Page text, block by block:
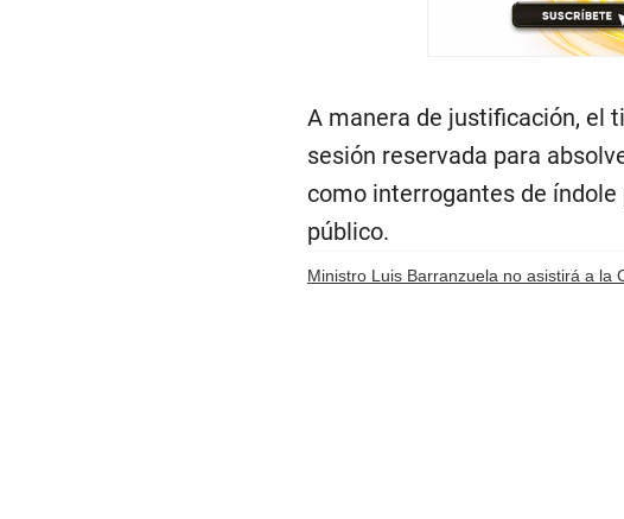
A manera de justificación, el
sesión reservada para
como interrogantes de índole
público.
Ministro Luis Barranzuela no asistirá a la